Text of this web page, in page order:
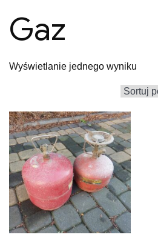
Gaz
Wyświetlanie jednego wyniku